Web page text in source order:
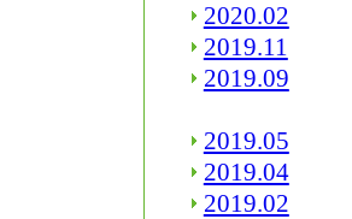
2020.02
2019.11
2019.09
2019.05
2019.04
2019.02